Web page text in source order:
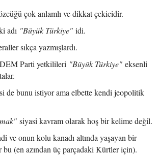
çok anlamlı ve dikkat çekicidir.
adı "Büyük Türkiye" idi.
sıkça yazmışlardı.
Parti yetkilileri "Büyük Türkiye" eksenli
de bunu istiyor ama elbette kendi jeopolitik
siyasi kavram olarak hoş bir kelime değil.
ve onun kolu kanadı altında yaşayan bir
(en azından üç parçadaki Kürtler için).